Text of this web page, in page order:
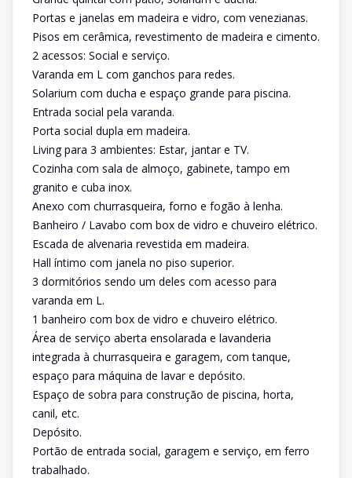
Portas e janelas em madeira e vidro, com venezianas.
Pisos em cerâmica, revestimento de madeira e cimento.
2 acessos: Social e serviço.
Varanda em L com ganchos para redes.
Solarium com ducha e espaço grande para piscina.
Entrada social pela varanda.
Porta social dupla em madeira.
Living para 3 ambientes: Estar, jantar e TV.
Cozinha com sala de almoço, gabinete, tampo em
granito e cuba inox.
Anexo com churrasqueira, forno e fogão à lenha.
Banheiro / Lavabo com box de vidro e chuveiro elétrico.
Escada de alvenaria revestida em madeira.
Hall íntimo com janela no piso superior.
3 dormitórios sendo um deles com acesso para
varanda em L.
1 banheiro com box de vidro e chuveiro elétrico.
Área de serviço aberta ensolarada e lavanderia
integrada à churrasqueira e garagem, com tanque,
espaço para máquina de lavar e depósito.
Espaço de sobra para construção de piscina, horta,
canil, etc.
Depósito.
Portão de entrada social, garagem e serviço, em ferro
trabalhado.